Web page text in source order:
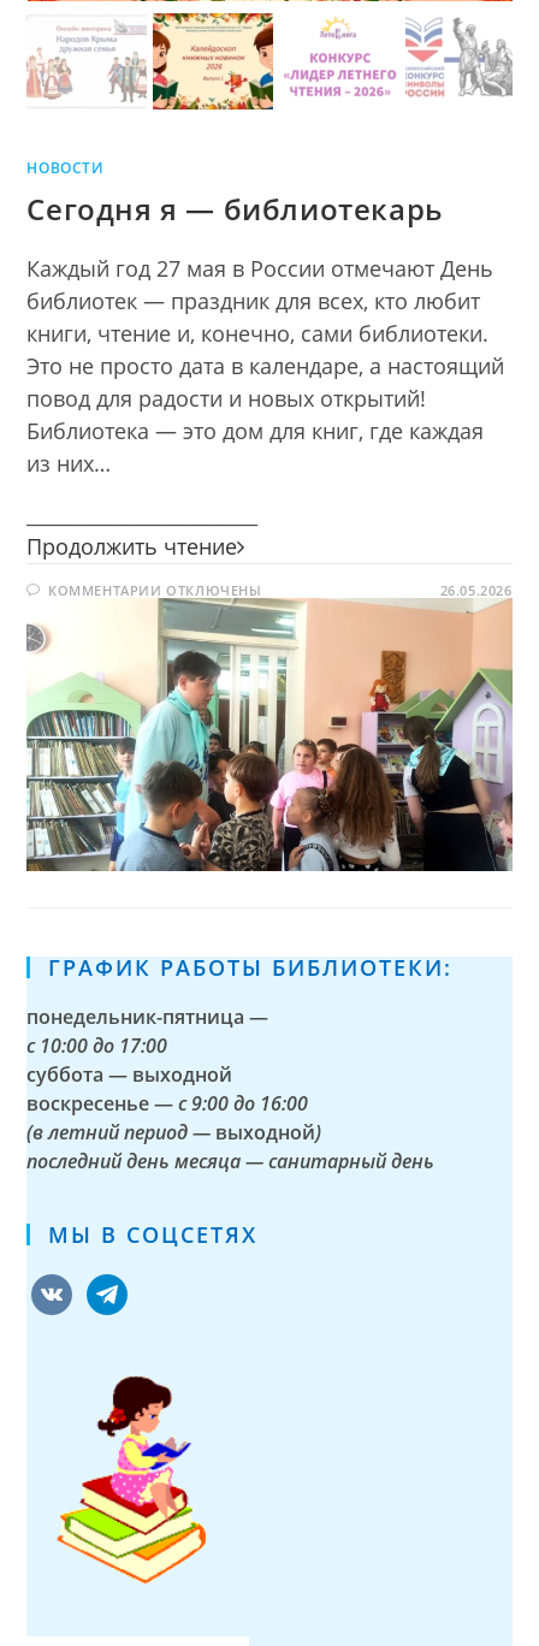
НОВОСТИ
Сегодня я — библиотекарь
Каждый год 27 мая в России отмечают День
библиотек — праздник для всех, кто любит
книги, чтение и, конечно, сами библиотеки.
Это не просто дата в календаре, а настоящий
повод для радости и новых открытий!
Библиотека — это дом для книг, где каждая
из них…
Продолжить чтение Сегодня
—
библиотекарь
КОММЕНТАРИИ К
ЗАПИСИ
СЕГОДНЯ
Я
—
БИБЛИОТЕКАРЬ
ОТКЛЮЧЕНЫ 26.05.2026
ГРАФИК РАБОТЫ БИБЛИОТЕКИ:
понедельник-пятница —
с 10:00 до 17:00
суббота — выходной
воскресенье —с 9:00 до 16:00
(в летний период — выходной)
последний день месяца — санитарный день
МЫ В СОЦСЕТЯХ
vkontaktetelegram